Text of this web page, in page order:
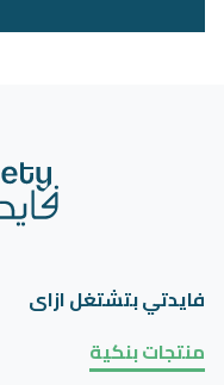
فايدتي بتشتغل ازاى
منتجات بنكية